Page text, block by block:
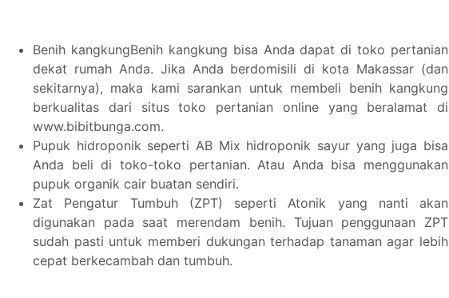
Benih kangkungBenih kangkung bisa Anda dapat di toko pertanian
dekat rumah Anda. Jika Anda berdomisili di kota Makassar (dan
sekitarnya), maka kami sarankan untuk membeli benih kangkung
berkualitas dari situs toko pertanian online yang beralamat di
www.bibitbunga.com.
Pupuk hidroponik seperti AB Mix hidroponik sayur yang juga bisa
Anda beli di toko-toko pertanian. Atau Anda bisa menggunakan
pupuk organik cair buatan sendiri.
Zat Pengatur Tumbuh (ZPT) seperti Atonik yang nanti akan
digunakan pada saat merendam benih. Tujuan penggunaan ZPT
sudah pasti untuk memberi dukungan terhadap tanaman agar lebih
cepat berkecambah dan tumbuh.